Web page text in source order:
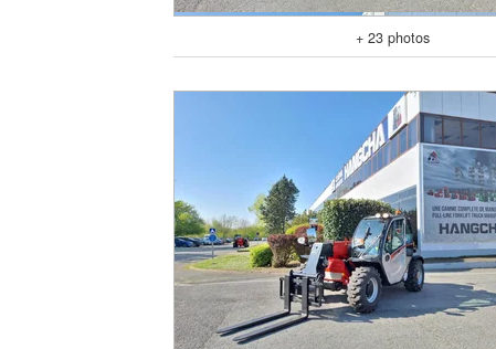
+ 23 photos